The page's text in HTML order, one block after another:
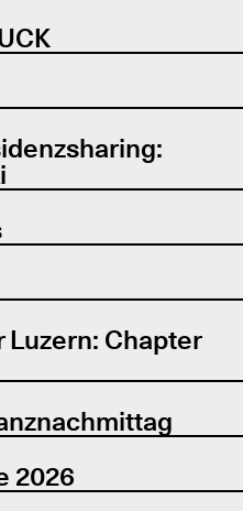
Chapter
2026